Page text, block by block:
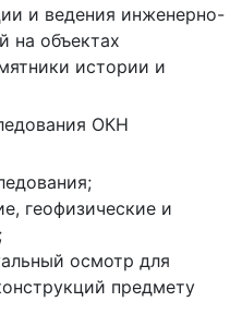
и ведения инженерно-
на объектах
истории и
ОКН
геофизические и
осмотр для
предмету